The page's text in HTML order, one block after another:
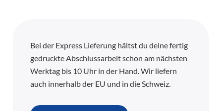
Bei der Express Lieferung hältst du deine fertig
gedruckte Abschlussarbeit schon am nächsten
Werktag bis 10 Uhr in der Hand. Wir liefern
auch innerhalb der EU und in die Schweiz.